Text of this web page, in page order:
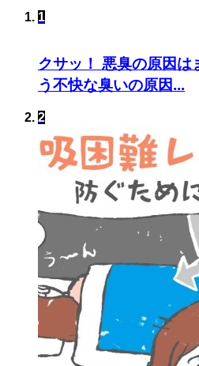
1
クサッ！ 悪臭の原因
う不快な臭いの原因...
2